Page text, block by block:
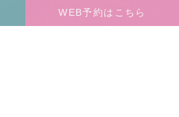
WEB予約はこちら